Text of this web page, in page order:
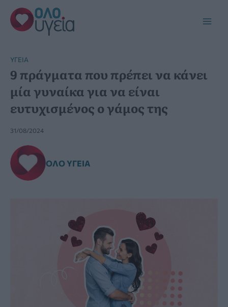
Μετάβαση
στο
περιεχόμενο
YΓΕΊΑ
9 πράγματα που πρέπει να κάνει
μία γυναίκα για να είναι
ευτυχισμένος ο γάμος της
31/08/2024
ΌΛΟ ΥΓΕΊΑ